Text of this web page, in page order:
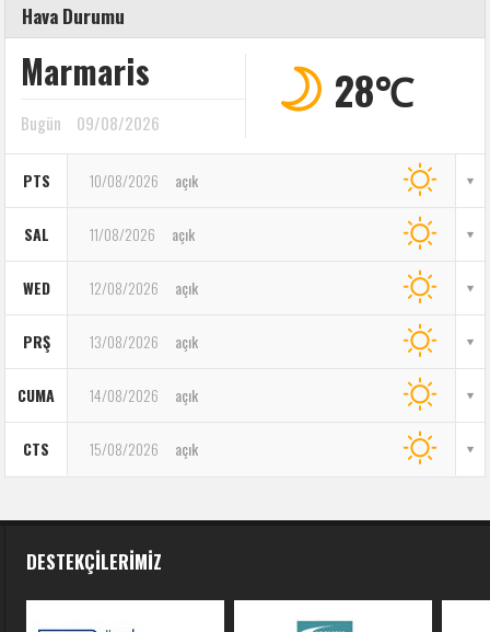
Hava Durumu
Marmaris
Bugün 09/08/2026
28℃
PTS 10/08/2026 açık
SAL 11/08/2026 açık
WED 12/08/2026 açık
PRŞ 13/08/2026 açık
CUMA 14/08/2026 açık
CTS 15/08/2026 açık
DESTEKÇILERIMIZ